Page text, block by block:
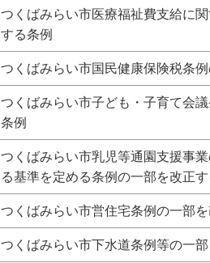
つくばみらい市医療福祉費支給に
する条例
つくばみらい市国民健康保険税条
つくばみらい市子ども・子育て会
条例
つくばみらい市乳児等通園支援事
る基準を定める条例の一部を改正す
つくばみらい市営住宅条例の一部
つくばみらい市下水道条例等の一